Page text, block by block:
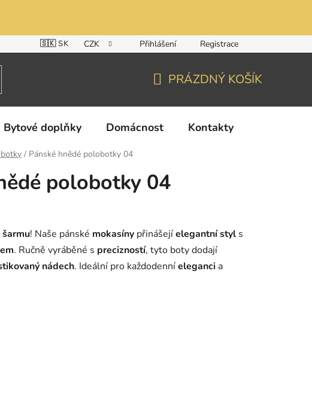
🇸🇰 SK CZK Přihlášení Registrace
KOŠÍK
PRÁZDNÝ KOŠÍK
Bytové doplňky Domácnost Kontakty
/ Pánské hnědé polobotky 04
polobotky 04
šarmu! Naše pánské mokasíny přinášejíelegantní styl s
. Ručně vyráběné s precizností, tyto boty dodají
nádech. Ideální pro každodenníeleganci a